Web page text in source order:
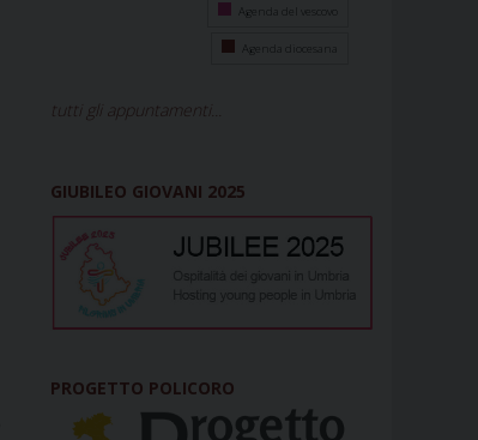
Agenda del vescovo
Agenda diocesana
tutti gli appuntamenti...
GIUBILEO GIOVANI 2025
PROGETTO POLICORO